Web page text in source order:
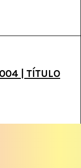
| TÍTULO